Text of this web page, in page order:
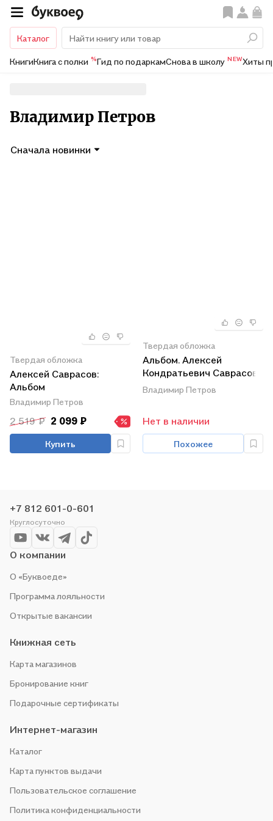
Каталог
КнигиКнига с полки %Гид по подаркамСнова в школу NEWХиты
Владимир Петров
Сначала новинки
Твердая обложка
Алексей Саврасов:
Альбом
Владимир Петров
2 519 ₽ 2 099 ₽
Купить
Твердая обложка
Альбом. Алексей
Кондратьевич Саврасов.
Живопись. Рисунок и
акварель / 2-е изд.
Владимир Петров
Нет в наличии
Похожее
+7 812 601-0-601
Круглосуточно
О компании
О «Буквоеде»
Программа лояльности
Открытые вакансии
Книжная сеть
Карта магазинов
Бронирование книг
Подарочные сертификаты
Интернет-магазин
Каталог
Карта пунктов выдачи
Пользовательское соглашение
Политика конфиденциальности